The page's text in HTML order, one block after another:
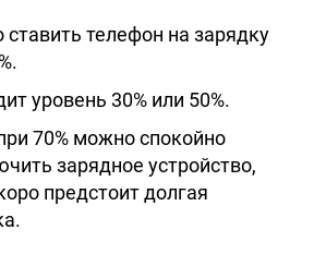
телефон на зарядку
уровень 30% или 50%.
70% можно спокойно
зарядное устройство,
предстоит долгая